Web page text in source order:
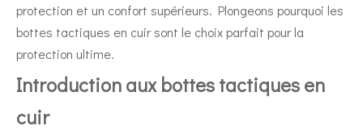
protection et un confort supérieurs. Plongeons pourquoi les
bottes tactiques en cuir sont le choix parfait pour la
protection ultime.
Introduction aux bottes tactiques en
cuir